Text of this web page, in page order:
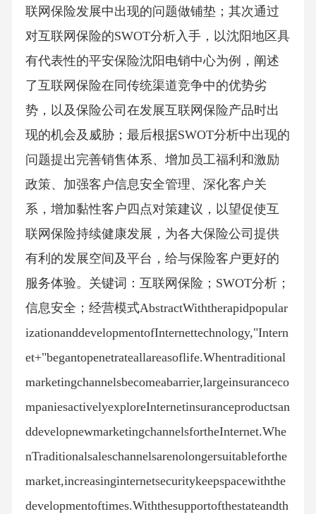
联网保险发展中出现的问题做铺垫；其次通过
对互联网保险的SWOT分析入手，以沈阳地区具
有代表性的平安保险沈阳电销中心为例，阐述
了互联网保险在同传统渠道竞争中的优势劣
势，以及保险公司在发展互联网保险产品时出
现的机会及威胁；最后根据SWOT分析中出现的
问题提出完善销售体系、增加员工福利和激励
政策、加强客户信息安全管理、深化客户关
系，增加黏性客户四点对策建议，以望促使互
联网保险持续健康发展，为各大保险公司提供
有利的发展空间及平台，给与保险客户更好的
服务体验。关键词：互联网保险；SWOT分析；
信息安全；经营模式AbstractWiththerapidpopular
izationanddevelopmentofInternettechnology,"Intern
et+"begantopenetrateallareasoflife.Whentraditional
marketingchannelsbecomeabarrier,largeinsuranceco
mpaniesactivelyexploreInternetinsuranceproductsan
ddevelopnewmarketingchannelsfortheInternet.Whe
nTraditionalsaleschannelsarenolongersuitableforthe
market,increasinginternetsecuritykeepspacewiththe
developmentoftimes.Withthesupportofthestateandth